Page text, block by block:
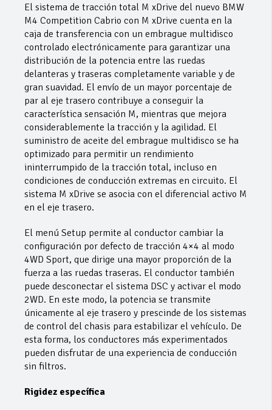
El sistema de tracción total M xDrive del nuevo BMW
M4 Competition Cabrio con M xDrive cuenta en la
caja de transferencia con un embrague multidisco
controlado electrónicamente para garantizar una
distribución de la potencia entre las ruedas
delanteras y traseras completamente variable y de
gran suavidad. El envío de un mayor porcentaje de
par al eje trasero contribuye a conseguir la
característica sensación M, mientras que mejora
considerablemente la tracción y la agilidad. El
suministro de aceite del embrague multidisco se ha
optimizado para permitir un rendimiento
ininterrumpido de la tracción total, incluso en
condiciones de conducción extremas en circuito. El
sistema M xDrive se asocia con el diferencial activo M
en el eje trasero.
El menú Setup permite al conductor cambiar la
configuración por defecto de tracción 4×4 al modo
4WD Sport, que dirige una mayor proporción de la
fuerza a las ruedas traseras. El conductor también
puede desconectar el sistema DSC y activar el modo
2WD. En este modo, la potencia se transmite
únicamente al eje trasero y prescinde de los sistemas
de control del chasis para estabilizar el vehículo. De
esta forma, los conductores más experimentados
pueden disfrutar de una experiencia de conducción
sin filtros.
Rigidez específica